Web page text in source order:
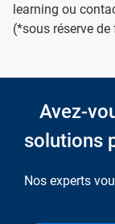
learning ou
(*sous réserve
Avez-
solutions
Nos experts